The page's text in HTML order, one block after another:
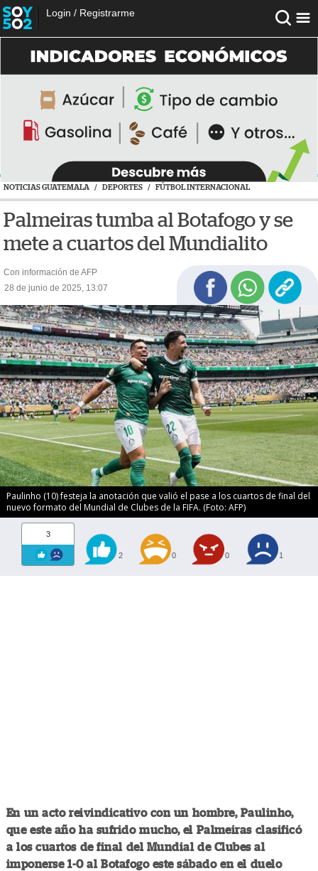
Login / Registrarme
NOTICIAS GUATEMALA / DEPORTES / FÚTBOL INTERNACIONAL
Palmeiras tumba al Botafogo y se
mete a cuartos del Mundialito
Con información de AFP
28 de junio de 2025, 13:07
Paulinho (10) festeja la anotación que valió el pase a los cuartos de final del
nuevo formato del Mundial de Clubes de la FIFA. (Foto: AFP)
3
2 0 0 1
En un acto reivindicativo con un hombre, Paulinho,
que este año ha sufrido mucho, el Palmeiras clasificó
a los cuartos de final del Mundial de Clubes al
imponerse 1-0 al Botafogo este sábado en el duelo